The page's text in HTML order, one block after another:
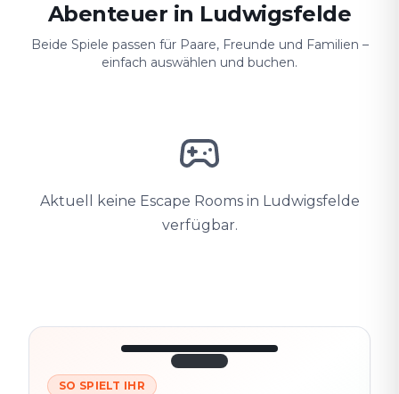
Abenteuer in Ludwigsfelde
Beide Spiele passen für Paare, Freunde und Familien –
einfach auswählen und buchen.
Aktuell keine Escape Rooms in Ludwigsfelde
verfügbar.
3/10
SO SPIELT IHR